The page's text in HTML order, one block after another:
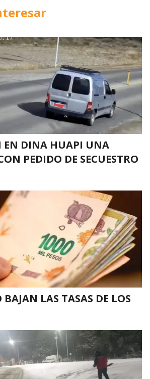
EN DINA HUAPI UNA
PEDIDO DE SECUESTRO
LAS TASAS DE LOS